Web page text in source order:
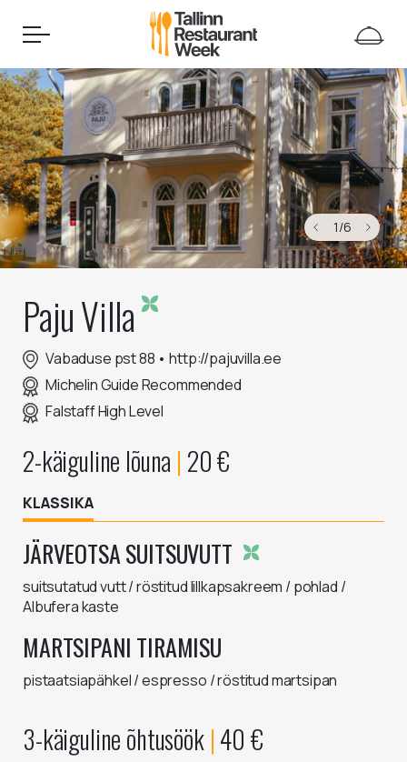
1/6
Paju Villa
Vabaduse pst 88 •http://pajuvilla.ee
Michelin Guide Recommended
Falstaff High Level
2-käiguline lõuna | 20€
KLASSIKA
JÄRVEOTSA SUITSUVUTT
suitsutatud vutt / röstitud lillkapsakreem / pohlad /
MARTSIPANI TIRAMISU
pistaatsiapähkel / espresso / röstitud martsipan
3-käiguline õhtusöök|40€